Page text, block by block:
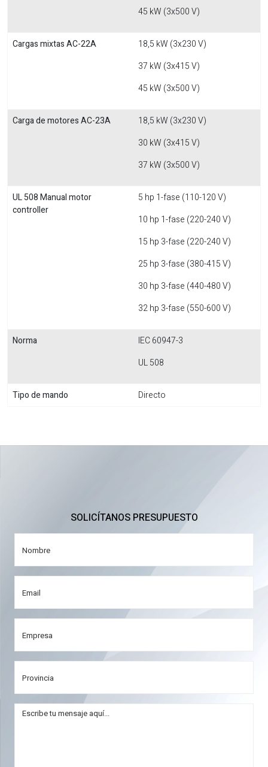
45 kW (3x500 V)
Cargas mixtas AC-22A
18,5 kW (3x230 V)
37 kW (3x415 V)
45 kW (3x500 V)
Carga de motores AC-23A
18,5 kW (3x230 V)
30 kW (3x415 V)
37 kW (3x500 V)
UL 508 Manual motor
controller
5 hp 1-fase (110-120 V)
10 hp 1-fase (220-240 V)
15 hp 3-fase (220-240 V)
25 hp 3-fase (380-415 V)
30 hp 3-fase (440-480 V)
32 hp 3-fase (550-600 V)
Norma
IEC 60947-3
UL 508
Tipo de mando Directo
SOLICÍTANOS PRESUPUESTO